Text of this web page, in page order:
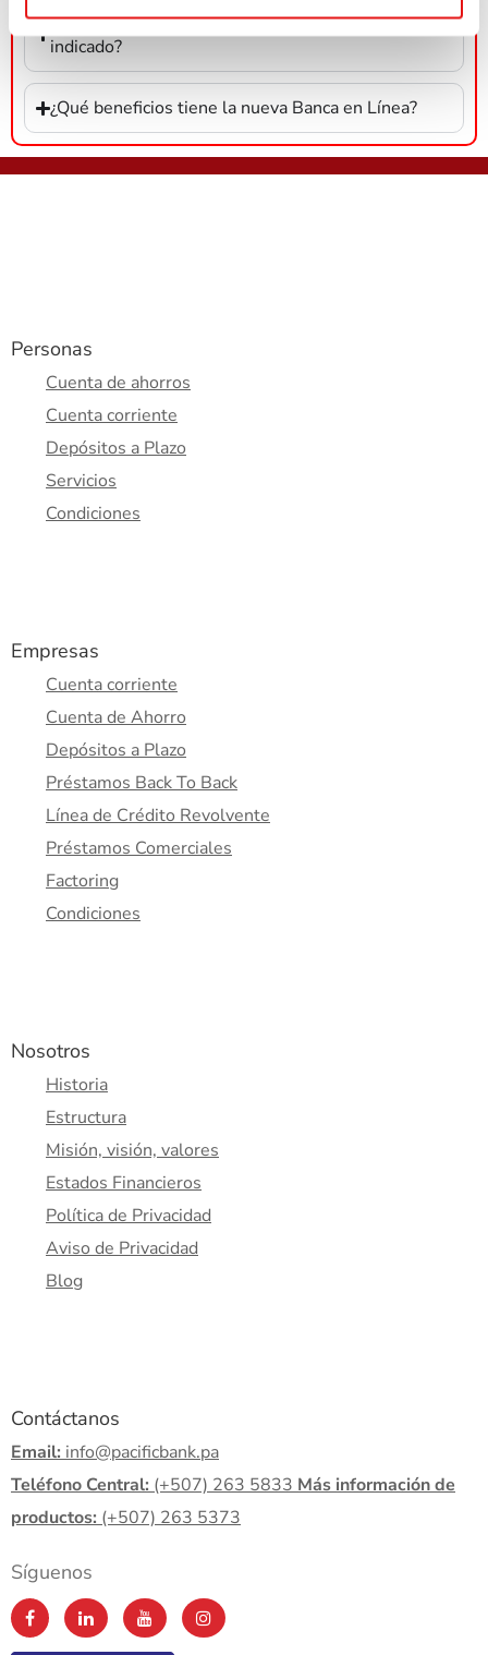
¿Qué pasa si no me enroló antes de la tiempo
indicado?
¿Qué beneficios tiene la nueva Banca en Línea?
Personas
Cuenta de ahorros
Cuenta corriente
Depósitos a Plazo
Servicios
Condiciones
Empresas
Cuenta corriente
Cuenta de Ahorro
Depósitos a Plazo
Préstamos Back To Back
Línea de Crédito Revolvente
Préstamos Comerciales
Factoring
Condiciones
Nosotros
Historia
Estructura
Misión, visión, valores
Estados Financieros
Política de Privacidad
Aviso de Privacidad
Blog
Contáctanos
Email: info@pacificbank.pa
Teléfono Central: (+507) 263 5833 Más información de
productos: (+507) 263 5373
Síguenos